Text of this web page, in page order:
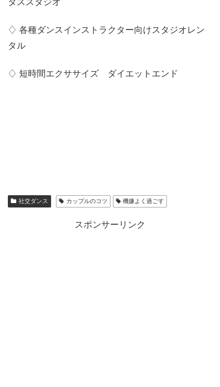
タススタジオ
♢ 各種ダンスインストラクター向けスタジオレン
タル
♢ 短時間エクササイズ ダイエットエンド
社交ダンス カップルのコツ 機嫌よく過ごす
スポンサーリンク